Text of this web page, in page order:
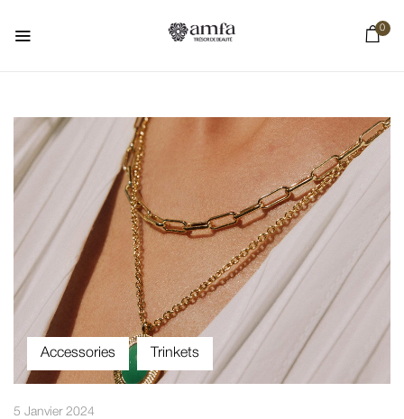
0
Accessories Trinkets
5 Janvier 2024